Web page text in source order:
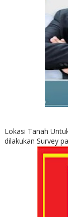
Lokasi Tanah
dilakukan Survey